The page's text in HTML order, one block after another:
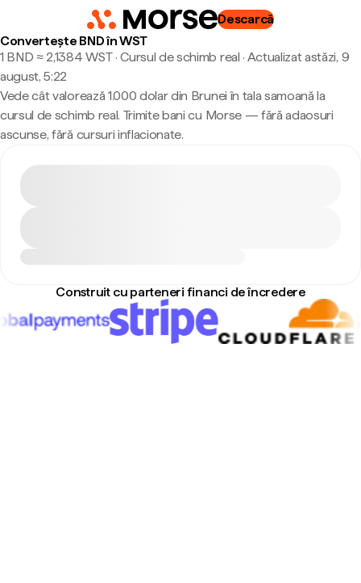
Descarcă
Convertește BND în WST
1 BND ≈ 2,1384 WST · Cursul de schimb real · Actualizat astăzi, 9
august, 5:22
Vede cât valorează 1.000 dolar din Brunei în tala samoană la
cursul de schimb real. Trimite bani cu Morse — fără adaosuri
ascunse, fără cursuri inflacionate.
Construit cu parteneri financi de încredere